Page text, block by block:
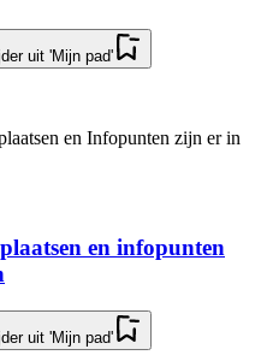
uit 'Mijn pad'
en Infopunten zijn er in
en infopunten
uit 'Mijn pad'